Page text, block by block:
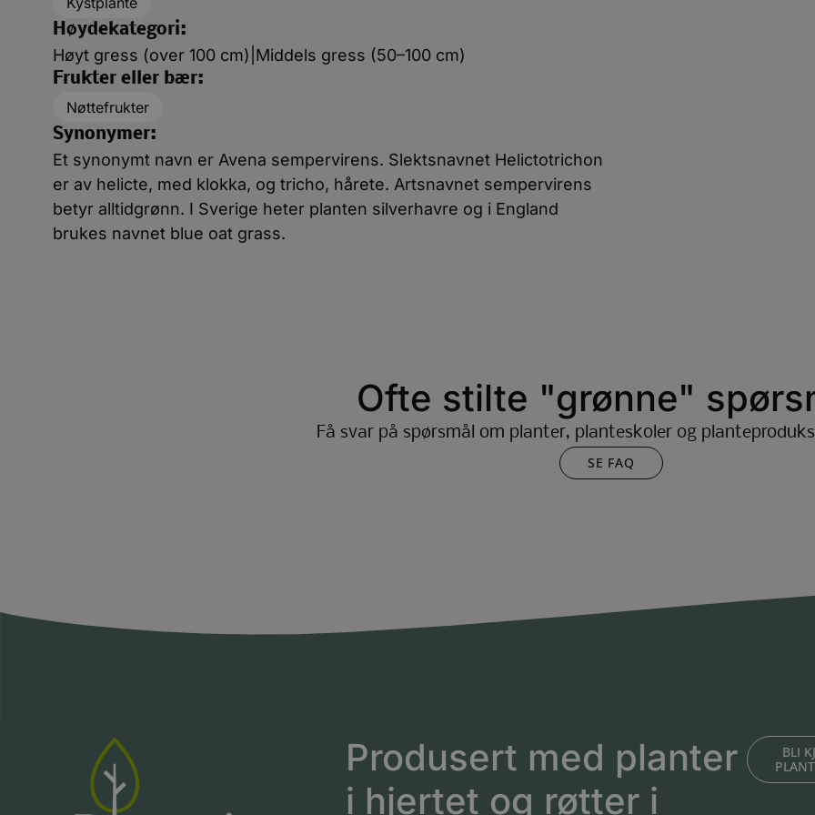
Høydekategori:
Høyt gress (over 100 cm)|Middels gress (50–100 cm)
Frukter eller bær:
Nøttefrukter
Synonymer:
Et synonymt navn er Avena sempervirens. Slektsnavnet Helictotrichon
er av helicte, med klokka, og tricho, hårete. Artsnavnet sempervirens
betyr alltidgrønn. I Sverige heter planten silverhavre og i England
brukes navnet blue oat grass.
Ofte stilte "grønne"
Få svar på spørsmål om planter, planteskoler og
SE FAQ
Produsert med planter
i hjertet og røtter i
BLI